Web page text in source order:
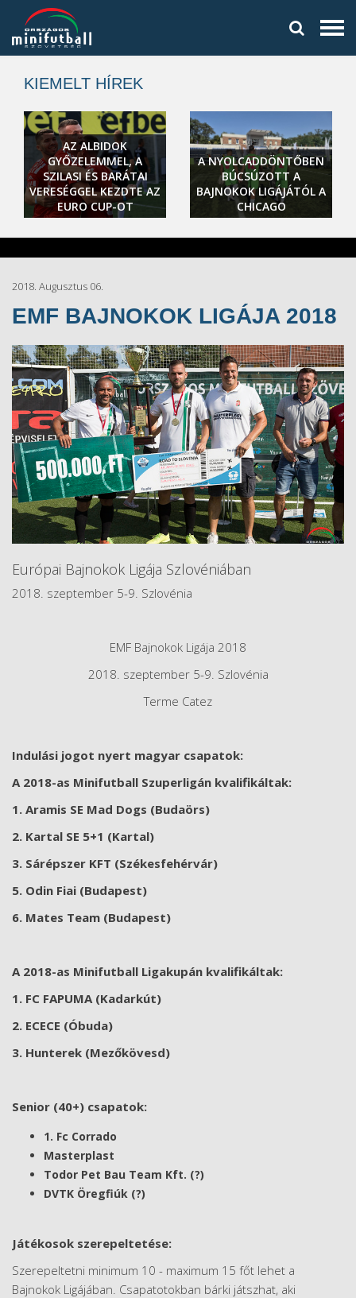
KIEMELT HÍREK
AZ ALBIDOK
GYŐZELEMMEL, A
SZILASI ÉS BARÁTAI
VERESÉGGEL KEZDTE AZ
EURO CUP-OT
A NYOLCADDÖNTŐBEN
BÚCSÚZOTT A
BAJNOKOK LIGÁJÁTÓL A
CHICAGO
2018. Augusztus 06.
EMF BAJNOKOK LIGÁJA 2018
Európai Bajnokok Ligája Szlovéniában
2018. szeptember 5-9. Szlovénia
EMF Bajnokok Ligája 2018
2018. szeptember 5-9. Szlovénia
Terme Catez
Indulási jogot nyert magyar csapatok:
A 2018-as Minifutball Szuperligán kvalifikáltak:
1. Aramis SE Mad Dogs (Budaörs)
2. Kartal SE 5+1 (Kartal)
3. Sárépszer KFT (Székesfehérvár)
5. Odin Fiai (Budapest)
6. Mates Team (Budapest)
A 2018-as Minifutball Ligakupán kvalifikáltak:
1. FC FAPUMA (Kadarkút)
2. ECECE (Óbuda)
3. Hunterek (Mezőkövesd)
Senior (40+) csapatok:
1. Fc Corrado
Masterplast
Todor Pet Bau Team Kft. (?)
DVTK Öregfiúk (?)
Játékosok szerepeltetése:
Szerepeltetni minimum 10 - maximum 15 főt lehet a
Bajnokok Ligájában. Csapatotokban bárki játszhat, aki